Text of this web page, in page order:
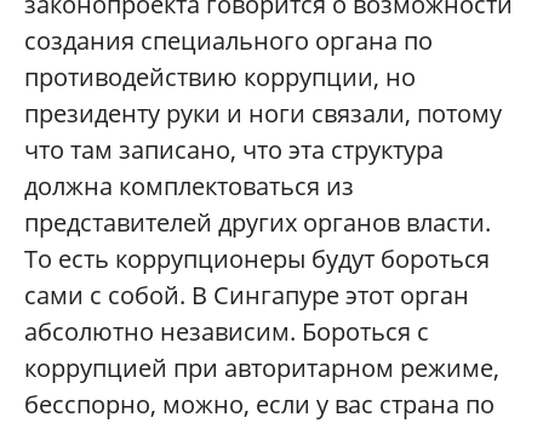
создания специального органа по
противодействию коррупции, но
президенту руки и ноги связали, потому
что там записано, что эта структура
должна комплектоваться из
представителей других органов власти.
То есть коррупционеры будут бороться
сами с собой. В Сингапуре этот орган
абсолютно независим. Бороться с
коррупцией при авторитарном режиме,
бесспорно, можно, если у вас страна по